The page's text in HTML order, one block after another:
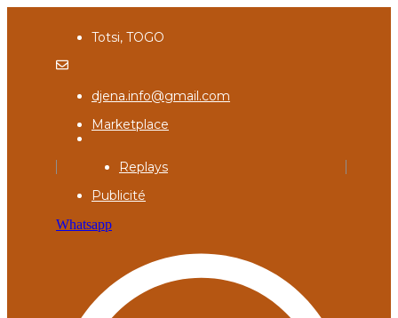
Totsi, TOGO
djena.info@gmail.com
Marketplace
Replays
Publicité
Whatsapp